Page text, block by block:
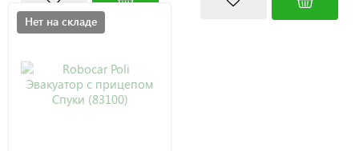
Нет на складе